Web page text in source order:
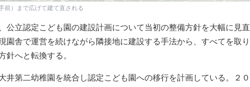
前）まで広げて建て直される
公立認定こども園の建設計画について当初の整備方針を大幅に見直
園舎で運営を続けながら隣接地に建設する手法から、すべてを取り
針へと転換する。
井第二幼稚園を統合し認定こども園への移行を計画している。２０